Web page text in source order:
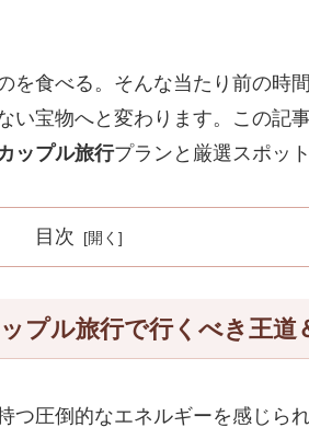
を食べる。そんな当たり前の時
い宝物へと変わります。この記
ップル旅行プランと厳選スポッ
目次
プル旅行で行くべき王道
つ圧倒的なエネルギーを感じら